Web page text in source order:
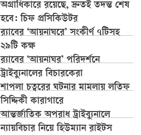
অগ্রাধিকারে রয়েছে, দ্রুতই তদন্ত শেষ
হবে: চিফ প্রসিকিউটর
র‍্যাবের ‘আয়নাঘরে’ সংকীর্ণ ৭টিসহ
২৯টি কক্ষ
র‍্যাবের ‘আয়নাঘর’ পরিদর্শনে
ট্রাইব্যুনালের বিচারকেরা
শাপলা চত্বরের ঘটনার মামলায় লতিফ
সিদ্দিকী কারাগারে
আন্তর্জাতিক অপরাধ ট্রাইব্যুনালে
ন্যায়বিচার নিয়ে হিউম্যান রাইটস